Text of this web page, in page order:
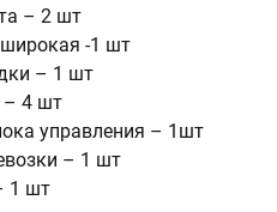
– 2 шт
-1 шт
– 1 шт
– 4 шт
управления – 1шт
– 1 шт
1 шт